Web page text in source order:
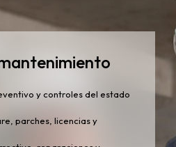
y controles del estado
parches, licencias y